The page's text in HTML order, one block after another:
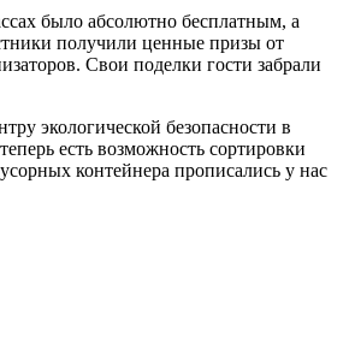
было абсолютно бесплатным, а
получили ценные призы от
Свои поделки гости забрали
экологической безопасности в
есть возможность сортировки
контейнера прописались у нас